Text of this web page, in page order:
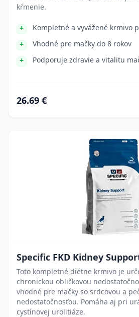
kŕmenie.
Kompletné a vyvážené krmivo
Vhodné pre mačky do 8 rokov
Podporuje zdravie a vitalitu
26.69 €
Specific FKD Kidney
Toto kompletné diétne krmivo je
chronickou obličkovou
vhodné pre mačky so srdcovou a
nedostatočnosťou. Pomáha aj pri
cystínovej urolitiáze.